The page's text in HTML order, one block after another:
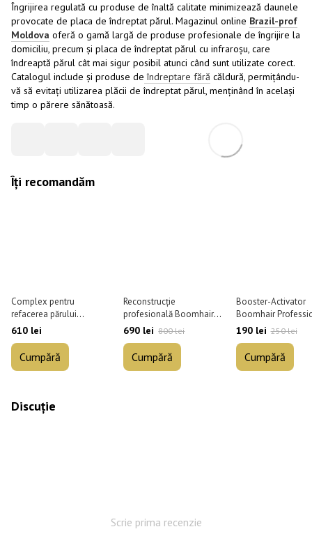
Îngrijirea regulată cu produse de înaltă calitate minimizează daunele
provocate de placa de îndreptat părul. Magazinul online Brazil-prof
Moldova oferă o gamă largă de produse profesionale de îngrijire la
domiciliu, precum și placa de îndreptat părul cu infraroșu, care
îndreaptă părul cât mai sigur posibil atunci când sunt utilizate corect.
Catalogul include și produse de îndreptare fără căldură, permițându-
vă să evitați utilizarea plăcii de îndreptat părul, menținând în același
timp o părere sănătoasă.
Îți recomandăm
Complex pentru
refacerea părului
Boomhair Professional
610 lei
Cumpără
Reconstrucție
profesională Boomhair
Professional Silk
ml
690 lei 800 lei
Cumpără
Booster-Activator
Boomhair
Plex Booster
190 lei 250 lei
Cumpără
Discuție
Scrie prima recenzie